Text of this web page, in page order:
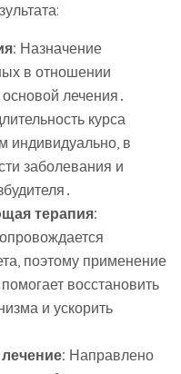
Назначение
в отношении
лечения․
курса
индивидуально, в
заболевания и
терапия:
поэтому применение
восстановить
и ускорить
Направлено